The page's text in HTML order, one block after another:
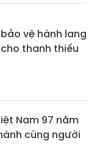
vệ hành lang
thanh thiếu
Nam 97 năm
cùng người